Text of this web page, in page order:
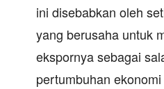
ini disebabkan oleh
yang berusaha untuk
ekspornya sebagai
pertumbuhan